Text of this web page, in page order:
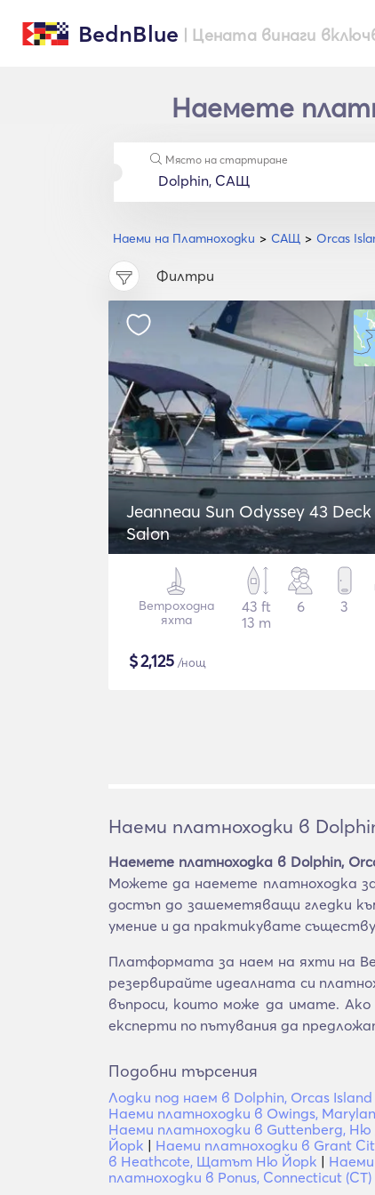
BednBlue | Цената винаги
Наемете
Наеми на Платноходки САЩ Orcas
Място на стартиране
Филтри
Jeanneau Sun Odyssey 43 Deck
Salon
Ветроходна
яхта
43 ft
13 m
6 3
$2,125 /нощ
Наеми платноходки в
Наемете платноходка в Dolphin,
Можете да наемете платноходка
достъп до зашеметяващи гледки
умение и да практикувате
Платформата за наем на яхти на
резервирайте идеалната си
въпроси, които може да имате.
експерти по пътувания да
Подобни търсения
Лодки под наем в Dolphin, Orcas Island
Наеми платноходки в Owings,
Наеми платноходки в Guttenberg,
Йорк | Наеми платноходки в Grant
в Heathcote, Щатът Ню Йорк |
платноходки в Ponus, Connecticut (CT)